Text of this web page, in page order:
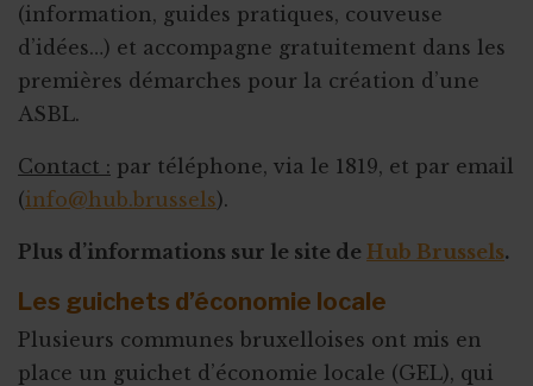
(information, guides pratiques, couveuse
d’idées…) et accompagne gratuitement dans les
premières démarches pour la création d’une
ASBL.
Contact : par téléphone, via le 1819, et par email
(info@hub.brussels).
Plus d’informations sur le site de Hub Brussels.
Les guichets d’économie locale
Plusieurs communes bruxelloises ont mis en
place un guichet d’économie locale (GEL), qui